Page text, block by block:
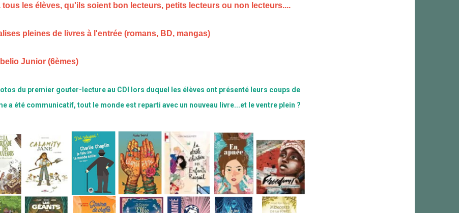
tous les élèves, qu'ils soient bon lecteurs, petits lecteurs ou non lecteurs....
pleines de livres à l'entrée (romans, BD, mangas)
Junior (6èmes)
du premier gouter-lecture au CDI lors duquel les élèves ont présenté leurs coups de
a été communicatif, tout le monde est reparti avec un nouveau livre...et le ventre plein ?